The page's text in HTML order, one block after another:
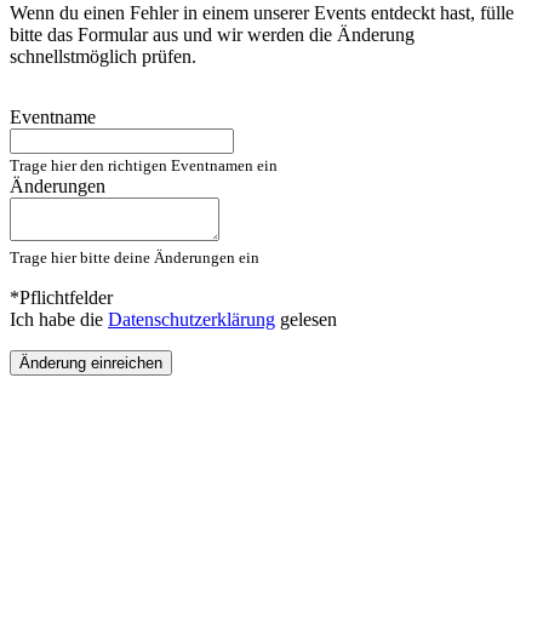
Wenn du einen Fehler in einem unserer Events entdeckt hast, fülle
bitte das Formular aus und wir werden die Änderung
schnellstmöglich prüfen.
Eventname
Trage hier den richtigen Eventnamen ein
Änderungen
Trage hier bitte deine Änderungen ein
*Pflichtfelder
Ich habe die Datenschutzerklärung gelesen
Änderung einreichen